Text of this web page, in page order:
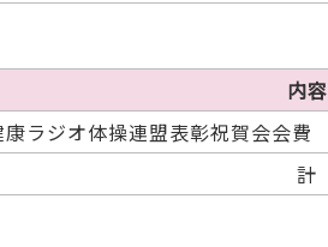
内容
ラジオ体操連盟表彰祝賀会会費
計